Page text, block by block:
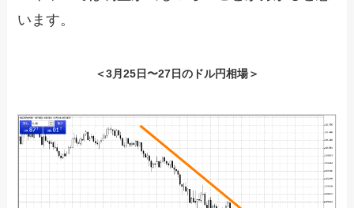
います。
＜3月25日〜27日のドル円相場＞